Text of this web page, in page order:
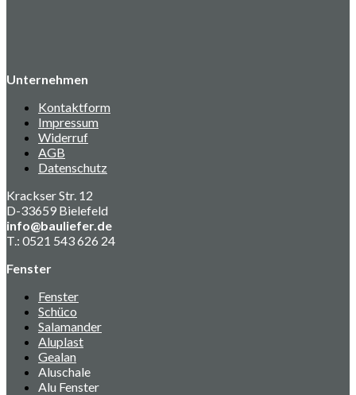
Unternehmen
Kontaktform
Impressum
Widerruf
AGB
Datenschutz
Krackser Str. 12
D-33659 Bielefeld
info@bauliefer.de
T.: 0521 543 626 24
Fenster
Fenster
Schüco
Salamander
Aluplast
Gealan
Aluschale
Alu Fenster